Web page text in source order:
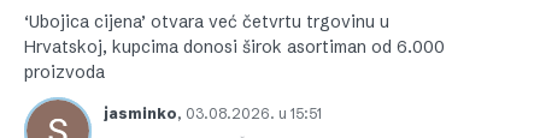
‘Ubojica cijena’ otvara već četvrtu trgovinu u
Hrvatskoj, kupcima donosi širok asortiman od 6.000
proizvoda
jasminko, 03.08.2026. u 15:51